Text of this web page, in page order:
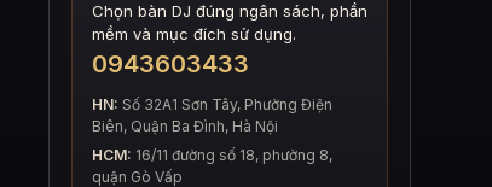
Chọn bàn DJ đúng ngân sách, phần
mềm và mục đích sử dụng.
0943603433
HN: Số 32A1 Sơn Tây, Phường Điện
Biên, Quận Ba Đình, Hà Nội
HCM: 16/11 đường số 18, phường 8,
quận Gò Vấp